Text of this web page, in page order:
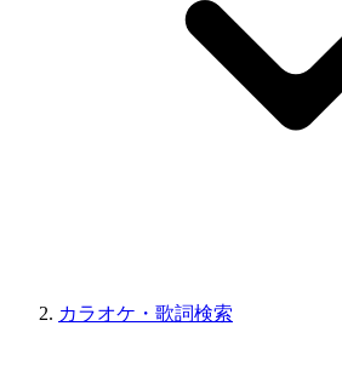
カラオケ・歌詞検索